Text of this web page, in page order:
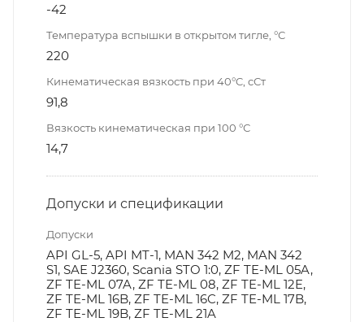
-42
Температура вспышки в открытом тигле, °С
220
Кинематическая вязкость при 40°C, сСт
91,8
Вязкость кинематическая при 100 °С
14,7
Допуски и спецификации
Допуски
API GL-5, API MT-1, MAN 342 M2, MAN 342
S1, SAE J2360, Scania STO 1:0, ZF TE-ML 05A,
ZF TE-ML 07A, ZF TE-ML 08, ZF TE-ML 12E,
ZF TE-ML 16B, ZF TE-ML 16C, ZF TE-ML 17B,
ZF TE-ML 19B, ZF TE-ML 21A